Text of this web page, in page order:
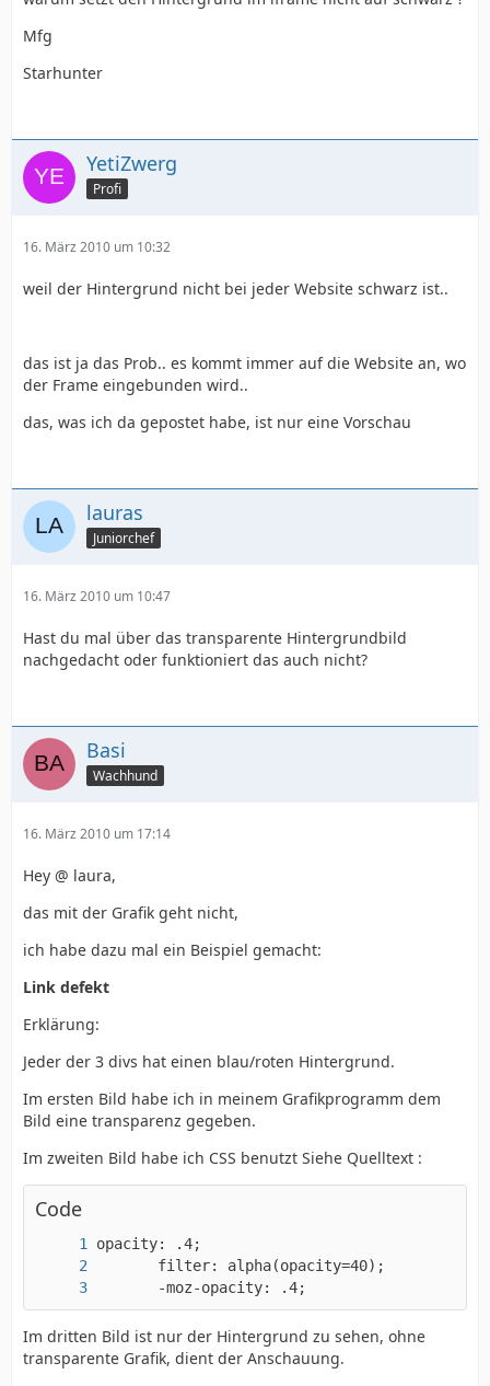
Mfg
Starhunter
YetiZwerg
Profi
16. März 2010 um 10:32
weil der Hintergrund nicht bei jeder Website schwarz ist..
das ist ja das Prob.. es kommt immer auf die Website an, wo
der Frame eingebunden wird..
das, was ich da gepostet habe, ist nur eine Vorschau
lauras
Juniorchef
16. März 2010 um 10:47
Hast du mal über das transparente Hintergrundbild
nachgedacht oder funktioniert das auch nicht?
Basi
Wachhund
16. März 2010 um 17:14
Hey @ laura,
das mit der Grafik geht nicht,
ich habe dazu mal ein Beispiel gemacht:
Link defekt
Erklärung:
Jeder der 3 divs hat einen blau/roten Hintergrund.
Im ersten Bild habe ich in meinem Grafikprogramm dem
Bild eine transparenz gegeben.
Im zweiten Bild habe ich CSS benutzt Siehe Quelltext :
Code
       -moz-opacity: .4;
Im dritten Bild ist nur der Hintergrund zu sehen, ohne
transparente Grafik, dient der Anschauung.